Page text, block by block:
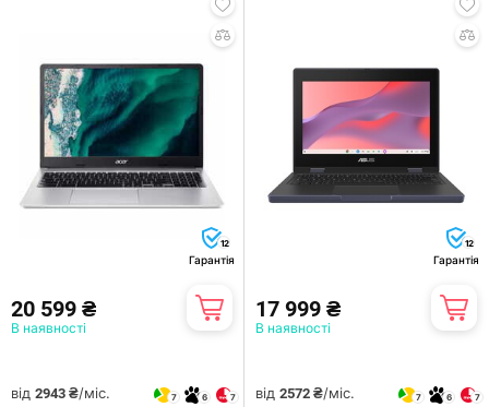
12
Гарантія
20 599 ₴
В наявності
від 2943 ₴/міс. 7 6 7
12
Гарантія
17 999 ₴
В наявності
від 2572 ₴/міс. 7 6 7